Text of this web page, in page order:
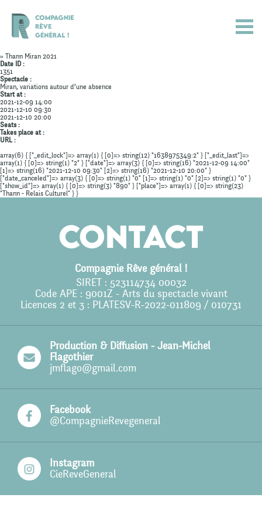
Actualités
Compagnie
Action culturelle
Ils nous soutiennent
Pro
Contact
» Thann Miran 2021
Date ID :
1351
Spectacle :
Miran, variations autour d’une absence
Start at :
2021-12-09 14:00
2021-12-10 09:30
2021-12-10 20:00
Seats :
Takes place at :
URL :
array(6) { ["_edit_lock"]=> array(1) { [0]=> string(12) "1638975349:2" } ["_edit_last"]=>
array(1) { [0]=> string(1) "2" } ["date"]=> array(3) { [0]=> string(16) "2021-12-09 14:00"
[1]=> string(16) "2021-12-10 09:30" [2]=> string(16) "2021-12-10 20:00" }
["date_canceled"]=> array(3) { [0]=> string(1) "0" [1]=> string(1) "0" [2]=> string(1) "0" }
["show_id"]=> array(1) { [0]=> string(3) "890" } ["place"]=> array(1) { [0]=> string(23)
"Thann - Relais Culturel" } }
Contact
Compagnie Rêve général !
SIRET : 523114734 00032
Code APE : 9001Z - Arts du spectacle vivant
Licences 2 et 3 : PLATESV-R-2022-011809 / 010731
Production & Diffusion - Jean-Michel
Flagothier
jmflago@gmail.com
Facebook
@CompagnieRevegeneral
Instagram
CieReveGeneral